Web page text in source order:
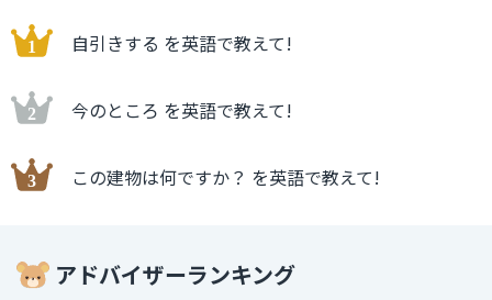
自引きする を英語で教えて!
今のところ を英語で教えて!
この建物は何ですか？ を英語で教えて!
アドバイザーランキング